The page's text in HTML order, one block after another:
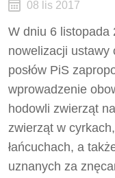
08 lis 2017
W dniu 6 listopada
nowelizacji ustawy
posłów PiS
wprowadzenie
hodowli zwierząt
zwierząt w
łańcuchach, a
uznanych za